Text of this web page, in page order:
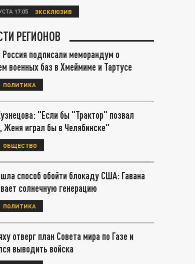
17:05 ЭКСКЛЮЗИВ
РЕГИОНОВ
Россия подписали меморандум о
военных баз в Хмеймиме и Тартусе
ПОЛИТИКА
"Если бы "Трактор" позвал
Женя играл бы в Челябинске"
ОБЩЕСТВО
способ обойти блокаду США: Гавана
солнечную генерацию
ПОЛИТИКА
отверг план Совета мира по Газе и
выводить войска